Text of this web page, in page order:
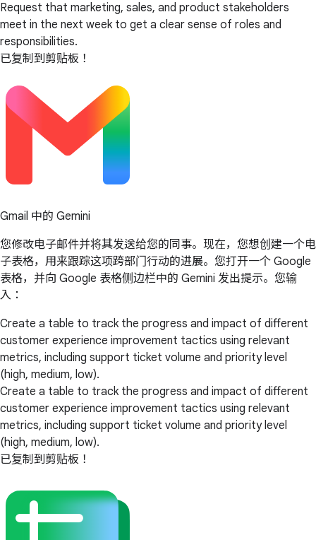
Request that marketing, sales, and product stakeholders
meet in the next week to get a clear sense of roles and
responsibilities.
已复制到剪贴板！
Gmail 中的 Gemini
您修改电子邮件并将其发送给您的同事。现在，您想创建一个电
子表格，用来跟踪这项跨部门行动的进展。您打开一个 Google
表格，并向 Google 表格侧边栏中的 Gemini 发出提示。您输
入：
Create a table to track the progress and impact of different
customer experience improvement tactics using relevant
metrics, including support ticket volume and priority level
(high, medium, low).
Create a table to track the progress and impact of different
customer experience improvement tactics using relevant
metrics, including support ticket volume and priority level
(high, medium, low).
已复制到剪贴板！